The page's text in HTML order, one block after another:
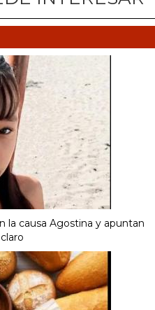
la causa Agostina y apuntan